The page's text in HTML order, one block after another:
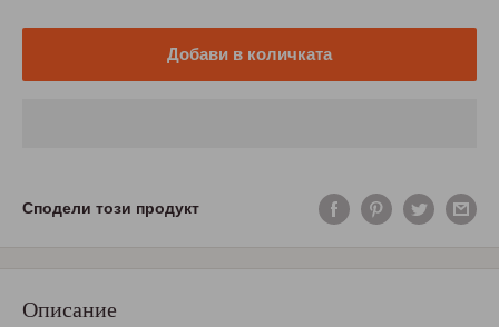
Добави в количката
Сподели този продукт
Описание